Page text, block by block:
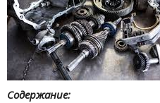
Содержание: